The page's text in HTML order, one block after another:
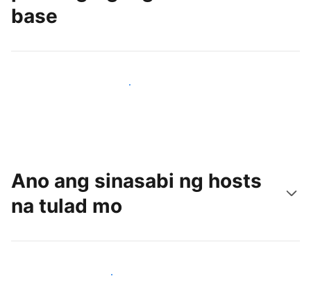
base
Makaabot ng mga bagong guest ngayon
Ano ang sinasabi ng hosts
na tulad mo
Sumama sa mga host na tulad mo